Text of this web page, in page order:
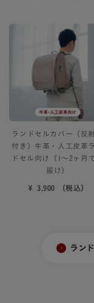
ランドセルカバー（反
付き）牛革・人工皮革
ドセル向け（1～2ヶ月
届け）
￥ 3,900 （税込）
ラン